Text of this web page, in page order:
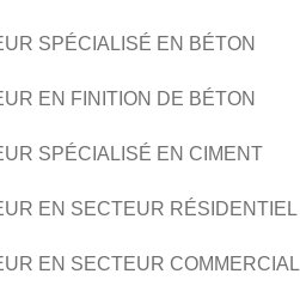
SPÉCIALISÉ EN BÉTON
EN FINITION DE BÉTON
SPÉCIALISÉ EN CIMENT
EN SECTEUR RÉSIDENTIEL
EN SECTEUR COMMERCIAL